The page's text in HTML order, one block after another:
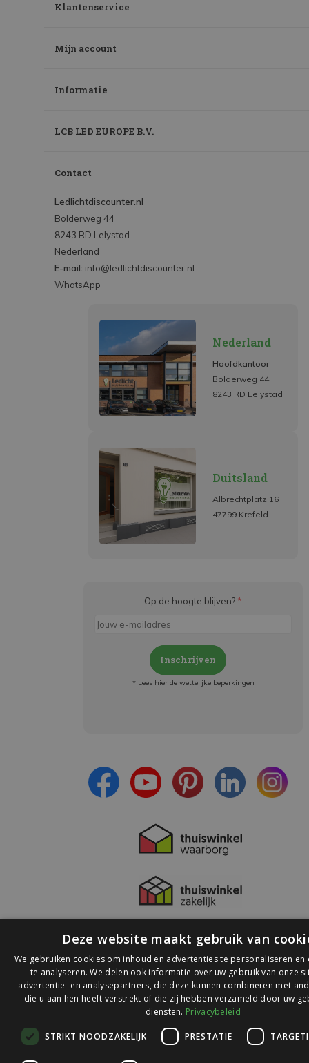
Klantenservice
Mijn account
Informatie
LCB LED EUROPE B.V.
Contact
Ledlichtdiscounter.nl
Bolderweg 44
8243 RD Lelystad
Nederland
E-mail: info@ledlichtdiscounter.nl
WhatsApp
Nederland
Hoofdkantoor
Bolderweg 44
8243 RD Lelystad
Duitsland
Albrechtplatz 16
47799 Krefeld
Op de hoogte blijven? *
Inschrijven
* Lees hier de wettelijke beperkingen
© 2026 Ledlichtdiscounter.nl
op
Deze website maakt gebruik van
We gebruiken cookies om inhoud en advertenties te personaliseren en
te analyseren. We delen ook informatie over uw gebruik van onze
advertentie- en analysepartners, die deze kunnen combineren met
die u aan hen heeft verstrekt of die zij hebben verzameld door uw
diensten. Privacybeleid
STRIKT NOODZAKELIJK PRESTATIE